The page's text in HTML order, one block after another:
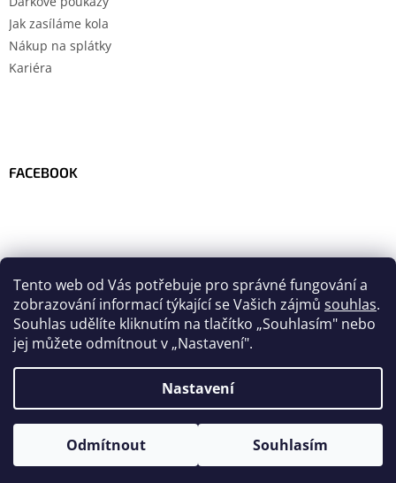
Tento web od Vás potřebuje pro správné fungování a
zobrazování informací týkající se Vašich zájmů souhlas.
Souhlas udělíte kliknutím na tlačítko „Souhlasím" nebo
jej můžete odmítnout v „Nastavení".
Nastavení
Odmítnout Souhlasím
Jak zasíláme kola
Nákup na splátky
Kariéra
FACEBOOK
Vytvořil Shoptet